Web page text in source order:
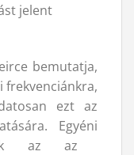
jelent
bemutatja,
frekvenciánkra,
ezt az
Egyéni
az az